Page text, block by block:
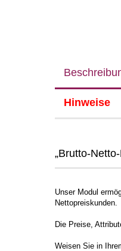
Hinweise
„Brutto-
Unser Modul
Nettopreiskunden.
Die Preise,
Weisen Sie in